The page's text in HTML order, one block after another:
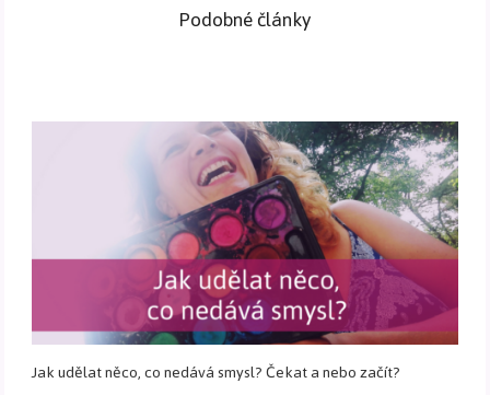
Podobné články
Jak udělat něco, co nedává smysl? Čekat a nebo začít?